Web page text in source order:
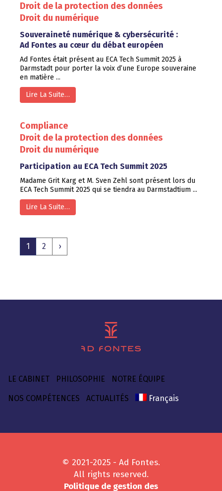
Droit de la protection des données
Droit du numérique
Souveraineté numérique & cybersécurité :
Ad Fontes au cœur du débat européen
Ad Fontes était présent au ECA Tech Summit 2025 à
Darmstadt pour porter la voix d’une Europe souveraine
en matière ...
Lire La Suite…
Compliance
Droit de la protection des données
Droit du numérique
Participation au ECA Tech Summit 2025
Madame Grit Karg et M. Sven Zehl sont présent lors du
ECA Tech Summit 2025 qui se tiendra au Darmstadtium ...
Lire La Suite…
1 2 ›
LE CABINET PHILOSOPHIE NOTRE ÉQUIPE
NOS COMPÉTENCES ACTUALITÉS Français
© 2021-2025 - Ad Fontes.
All rights reserved.
Politique de gestion des